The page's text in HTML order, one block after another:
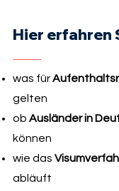
Hier erfahren
was für
gelten
ob Ausländer in
können
wie das
abläuft